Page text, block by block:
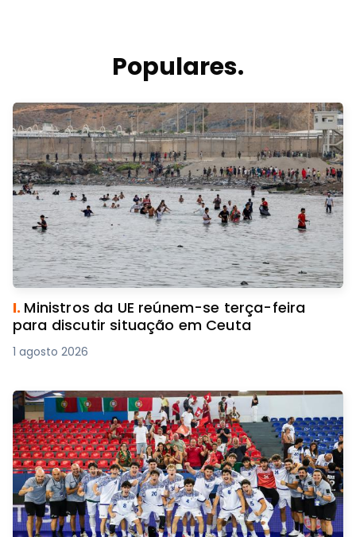
Populares.
I. Ministros da UE reúnem-se terça-feira
para discutir situação em Ceuta
1 agosto 2026